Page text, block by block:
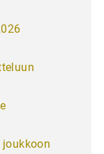
joukkoon